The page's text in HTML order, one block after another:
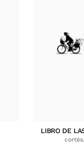
LIBRO DE